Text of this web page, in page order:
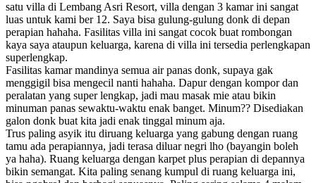
satu villa di Lembang Asri Resort, villa dengan 3 kamar ini sangat
luas untuk kami ber 12. Saya bisa gulung-gulung donk di depan
perapian hahaha. Fasilitas villa ini sangat cocok buat rombongan
kaya saya ataupun keluarga, karena di villa ini tersedia perlengkapan
superlengkap.
Fasilitas kamar mandinya semua air panas donk, supaya gak
menggigil bisa mengecil nanti hahaha. Dapur dengan kompor dan
peralatan yang super lengkap, jadi mau masak mie atau bikin
minuman panas sewaktu-waktu enak banget. Minum?? Disediakan
galon donk buat kita jadi enak tinggal minum aja.
Trus paling asyik itu diruang keluarga yang gabung dengan ruang
tamu ada perapiannya, jadi terasa diluar negri lho (bayangin boleh
ya haha). Ruang keluarga dengan karpet plus perapian di depannya
bikin semangat. Kita paling senang kumpul di ruang keluarga ini,